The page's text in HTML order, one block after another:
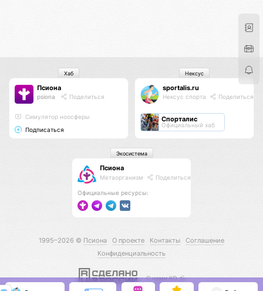
Псиона
psiona Поделиться
Cимулятор ноосферы
Подписаться
Хаб
sportalis.ru
Нексус спорта Поделиться
Спорталис
Официальный хаб
Нексус
Псиона
Метаорганизм Поделиться
Официальные ресурсы:
Экосистема
1995–2026 © Псиона О проекте Контакты
Соглашение
Конфиденциальность
С нами КО 🕉️